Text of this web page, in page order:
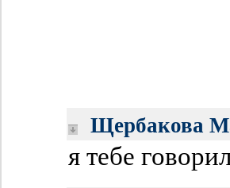
Щербакова
я тебе